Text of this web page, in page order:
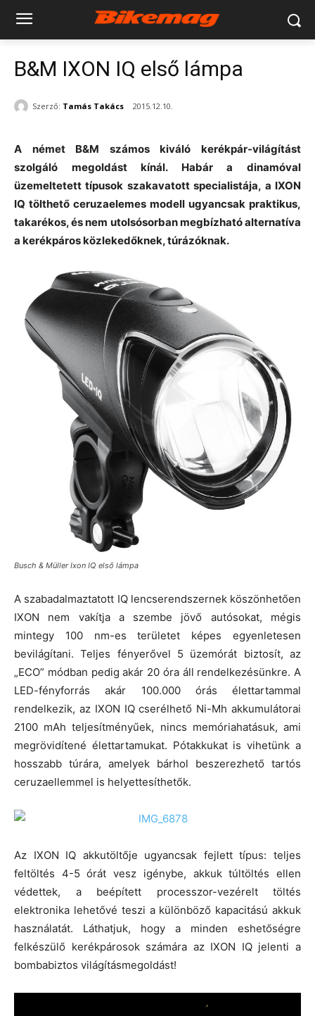
B&M IXON IQ első lámpa
Szerző: Tamás Takács 2015.12.10.
A német B&M számos kiváló kerékpár-világítást
szolgáló megoldást kínál. Habár a dinamóval
üzemeltetett típusok szakavatott specialistája, a IXON
IQ tölthető ceruzaelemes modell ugyancsak praktikus,
takarékos, és nem utolsósorban megbízható alternatíva
a kerékpáros közlekedőknek, túrázóknak.
Busch & Müller Ixon IQ első lámpa
A szabadalmaztatott IQ lencserendszernek köszönhetően
IXON nem vakítja a szembe jövő autósokat, mégis
mintegy 100 nm-es területet képes egyenletesen
bevilágítani. Teljes fényerővel 5 üzemórát biztosít, az
„ECO” módban pedig akár 20 óra áll rendelkezésünkre. A
LED-fényforrás akár 100.000 órás élettartammal
rendelkezik, az IXON IQ cserélhető Ni-Mh akkumulátorai
2100 mAh teljesítményűek, nincs memóriahatásuk, ami
megrövidítené élettartamukat. Pótakkukat is vihetünk a
hosszabb túrára, amelyek bárhol beszerezhető tartós
ceruzaellemmel is helyettesíthetők.
Az IXON IQ akkutöltője ugyancsak fejlett típus: teljes
feltöltés 4-5 órát vesz igénybe, akkuk túltöltés ellen
védettek, a beépített processzor-vezérelt töltés
elektronika lehetővé teszi a különböző kapacitású akkuk
használatát. Láthatjuk, hogy a minden eshetőségre
felkészülő kerékpárosok számára az IXON IQ jelenti a
bombabiztos világításmegoldást!